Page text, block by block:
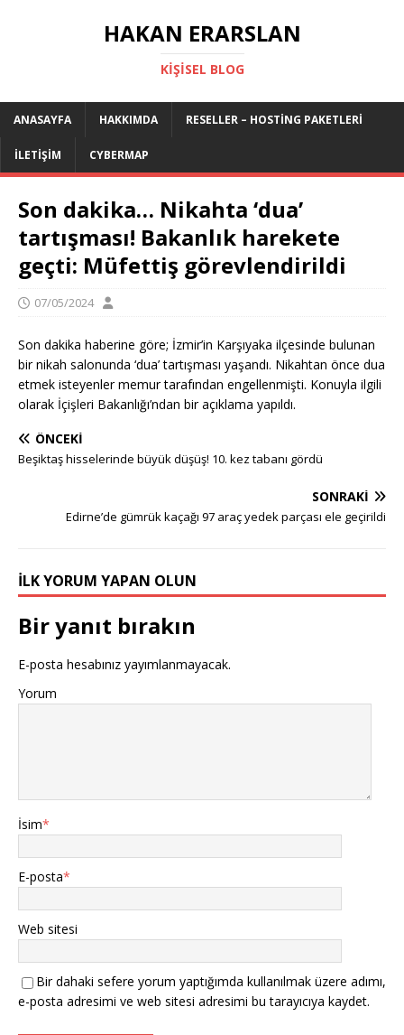
HAKAN ERARSLAN
KIŞISEL BLOG
ANASAYFA HAKKIMDA RESELLER – HOSTING PAKETLERI
İLETIŞIM CYBERMAP
Son dakika… Nikahta ‘dua’
tartışması! Bakanlık harekete
geçti: Müfettiş görevlendirildi
07/05/2024
Son dakika haberine göre; İzmir’in Karşıyaka ilçesinde bulunan
bir nikah salonunda ‘dua’ tartışması yaşandı. Nikahtan önce dua
etmek isteyenler memur tarafından engellenmişti. Konuyla ilgili
olarak İçişleri Bakanlığı’ndan bir açıklama yapıldı.
ÖNCEKI
Beşiktaş hisselerinde büyük düşüş! 10. kez tabanı gördü
SONRAKI
Edirne’de gümrük kaçağı 97 araç yedek parçası ele geçirildi
İLK YORUM YAPAN OLUN
Bir yanıt bırakın
E-posta hesabınız yayımlanmayacak.
Yorum
İsim*
E-posta*
Web sitesi
Bir dahaki sefere yorum yaptığımda kullanılmak üzere adımı,
e-posta adresimi ve web sitesi adresimi bu tarayıcıya kaydet.